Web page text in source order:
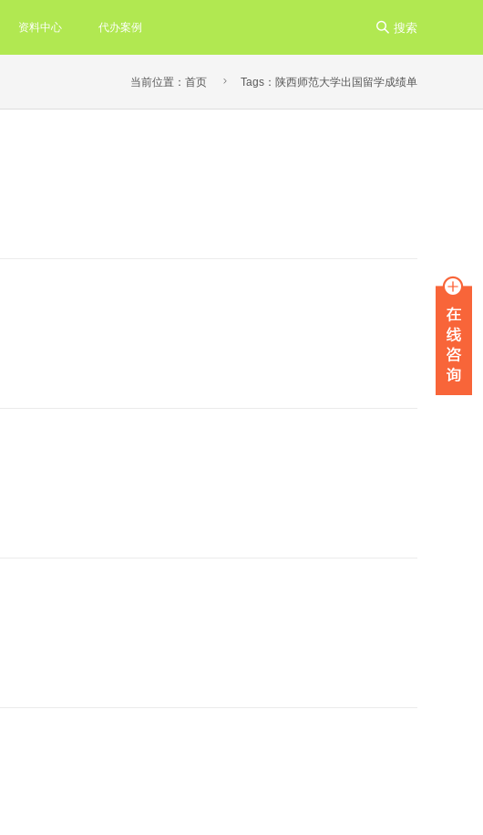
资料中心 代办案例  搜索
当前位置： 首页  Tags：陕西师范大学出国留学成绩单